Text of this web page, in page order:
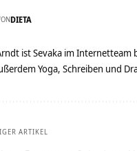
DIETA
ist Sevaka im Internetteam
Yoga, Schreiben und
ARTIKEL